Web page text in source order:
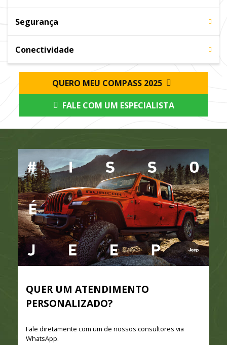
Segurança
Conectividade
QUERO MEU COMPASS 2025
FALE COM UM ESPECIALISTA
QUER UM ATENDIMENTO
PERSONALIZADO?
Fale diretamente com um de nossos consultores via
WhatsApp.